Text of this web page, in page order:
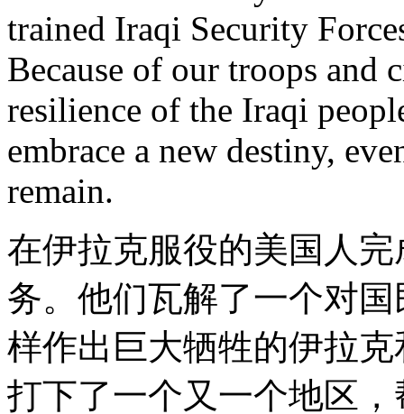
trained Iraqi Security
Because of our troops and
resilience of the Iraqi
embrace a new destiny,
remain.
在伊拉克服役的美国人
务。他们瓦解了一个对
样作出巨大牺牲的伊拉
打下了一个又一个地区